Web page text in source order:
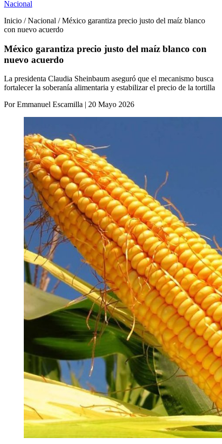
Nacional
Inicio / Nacional / México garantiza precio justo del maíz blanco
con nuevo acuerdo
México garantiza precio justo del maíz blanco con
nuevo acuerdo
La presidenta Claudia Sheinbaum aseguró que el mecanismo busca
fortalecer la soberanía alimentaria y estabilizar el precio de la tortilla
Por Emmanuel Escamilla | 20 Mayo 2026